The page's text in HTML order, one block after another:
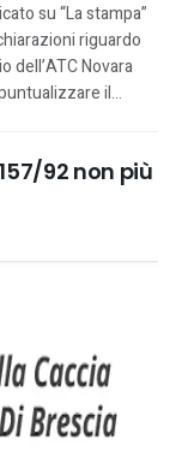
su “La stampa”
riguardo
dell’ATC Novara
il...
92 non più